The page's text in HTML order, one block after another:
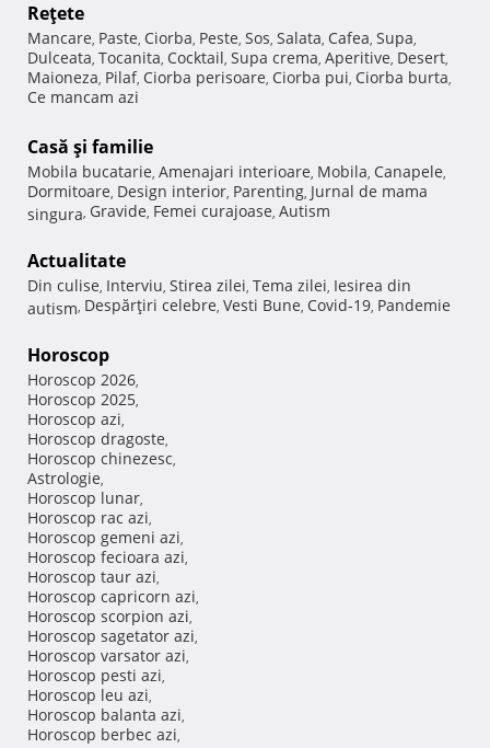
Reţete
Mancare, Paste, Ciorba, Peste, Sos, Salata, Cafea, Supa,
Dulceata, Tocanita, Cocktail, Supa crema, Aperitive, Desert,
Maioneza, Pilaf, Ciorba perisoare, Ciorba pui, Ciorba burta,
Ce mancam azi
Casă şi familie
Mobila bucatarie, Amenajari interioare, Mobila, Canapele,
Dormitoare, Design interior, Parenting, Jurnal de mama
singura, Gravide, Femei curajoase, Autism
Actualitate
Din culise, Interviu, Stirea zilei, Tema zilei, Iesirea din
autism, Despărţiri celebre, Vesti Bune, Covid-19, Pandemie
Horoscop
Horoscop 2026,
Horoscop 2025,
Horoscop azi,
Horoscop dragoste,
Horoscop chinezesc,
Astrologie,
Horoscop lunar,
Horoscop rac azi,
Horoscop gemeni azi,
Horoscop fecioara azi,
Horoscop taur azi,
Horoscop capricorn azi,
Horoscop scorpion azi,
Horoscop sagetator azi,
Horoscop varsator azi,
Horoscop pesti azi,
Horoscop leu azi,
Horoscop balanta azi,
Horoscop berbec azi,